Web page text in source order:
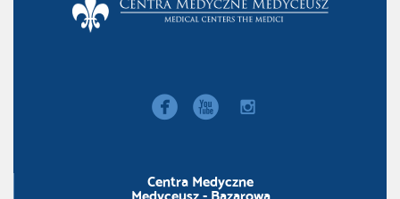
  instagram
Centra Medyczne
Medyceusz - Bazarowa